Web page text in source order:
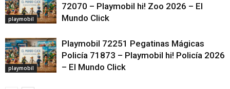
playmobil
72070 – Playmobil hi! Zoo 2026 – El
Mundo Click
playmobil
Playmobil 72251 Pegatinas Mágicas
Policía 71873 – Playmobil hi! Policía 2026
– El Mundo Click